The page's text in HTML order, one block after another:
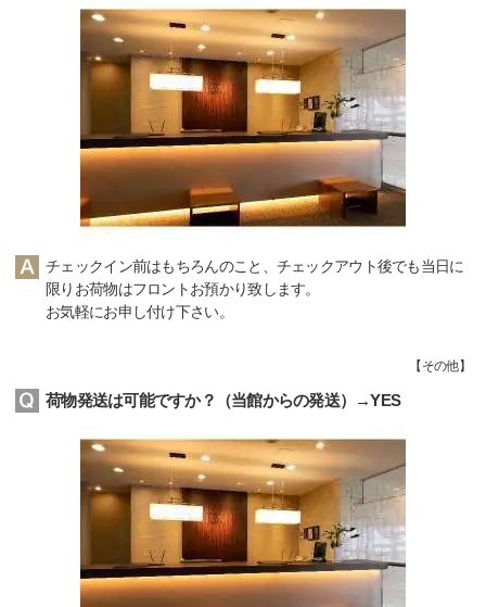
チェックイン前はもちろんのこと、チェックアウト後でも当日に
限りお荷物はフロントお預かり致します。
お気軽にお申し付け下さい。
【 その他】
荷物発送は可能ですか？（当館からの発送）→YES